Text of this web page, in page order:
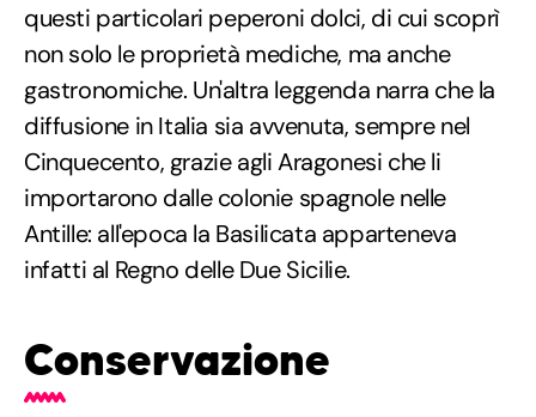
questi particolari peperoni dolci, di cui scoprì
non solo le proprietà mediche, ma anche
gastronomiche. Un'altra leggenda narra che la
diffusione in Italia sia avvenuta, sempre nel
Cinquecento, grazie agli Aragonesi che li
importarono dalle colonie spagnole nelle
Antille: all'epoca la Basilicata apparteneva
infatti al Regno delle Due Sicilie.
Conservazione